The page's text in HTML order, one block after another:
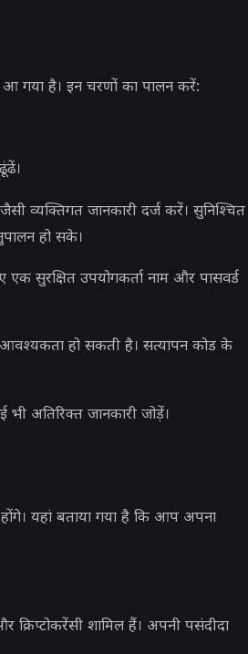
गया है। इन चरणों का पालन करें:
व्यक्तिगत जानकारी दर्ज करें। सुनिश्चित
हो सके।
सुरक्षित उपयोगकर्ता नाम और पासवर्ड
हो सकती है। सत्यापन कोड के
अतिरिक्त जानकारी जोड़ें।
यहां बताया गया है कि आप अपना
शामिल हैं। अपनी पसंदीदा